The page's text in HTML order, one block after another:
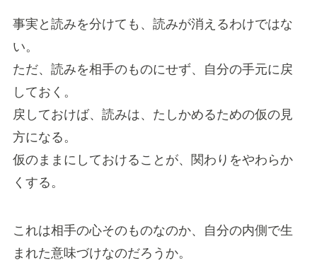
事実と読みを分けても、読みが消えるわけではな
い。
ただ、読みを相手のものにせず、自分の手元に戻
しておく。
戻しておけば、読みは、たしかめるための仮の見
方になる。
仮のままにしておけることが、関わりをやわらか
くする。
これは相手の心そのものなのか、自分の内側で生
まれた意味づけなのだろうか。